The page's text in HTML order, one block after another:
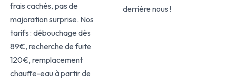
frais cachés, pas de
majoration surprise. Nos
tarifs : débouchage dès
89€, recherche de fuite
120€, remplacement
chauffe-eau à partir de
derrière nous !